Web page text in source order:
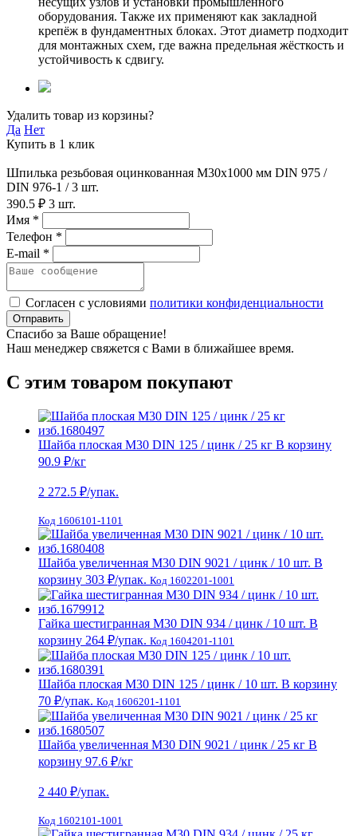
оборудования. Также их применяют как закладной
крепёж в фундаментных блоках. Этот диаметр подходит
для монтажных схем, где важна предельная жёсткость и
устойчивость к сдвигу.
Удалить товар из корзины?
Да Нет
Купить в 1 клик
Шпилька резьбовая оцинкованная M30х1000 мм DIN 975 /
DIN 976-1 / 3 шт.
390.5 ₽ 3 шт.
Имя *
Телефон *
E-mail *
Согласен с условиями политики конфиденциальности
Отправить
Спасибо за Ваше обращение!
Наш менеджер свяжется с Вами в ближайшее время.
С этим товаром покупают
Шайба плоская М30 DIN 125 / цинк / 25 кг В корзину
90.9 ₽/кг
2 272.5 ₽/упак.
Код 1606101-1101
Шайба увеличенная М30 DIN 9021 / цинк / 10 шт. В
корзину 303 ₽/упак. Код 1602201-1001
Гайка шестигранная М30 DIN 934 / цинк / 10 шт. В
корзину 264 ₽/упак. Код 1604201-1101
Шайба плоская М30 DIN 125 / цинк / 10 шт. В корзину
70 ₽/упак. Код 1606201-1101
Шайба увеличенная М30 DIN 9021 / цинк / 25 кг В
корзину 97.6 ₽/кг
2 440 ₽/упак.
Код 1602101-1001